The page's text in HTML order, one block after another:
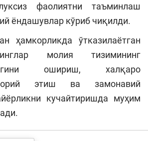
фаолиятни таъминлаш
ёндашувлар кўриб чиқилди.
ҳамкорликда ўтказилаётган
молия тизимининг
ошириш, халқаро
этиш ва замонавий
кучайтиришда муҳим